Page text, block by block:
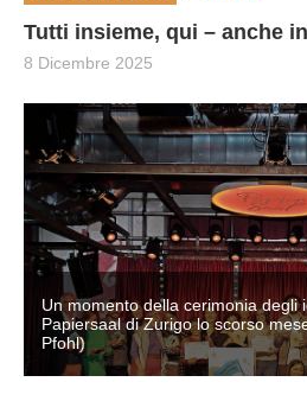
Tutti insieme, qui – anche
8 Dicembre 2025
Un momento della cerimonia degli
Papiersaal di Zurigo lo scorso
Pfohl)